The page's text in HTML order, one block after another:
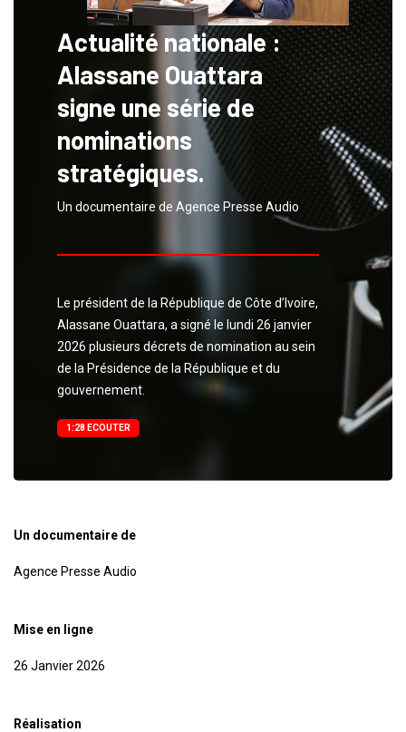
Actualité nationale :
Alassane Ouattara
signe une série de
nominations
stratégiques.
Un documentaire de Agence Presse Audio
Le président de la République de Côte d’Ivoire,
Alassane Ouattara, a signé le lundi 26 janvier
2026 plusieurs décrets de nomination au sein
de la Présidence de la République et du
gouvernement.
1:28 ECOUTER
Un documentaire de
Agence Presse Audio
Mise en ligne
26 Janvier 2026
Réalisation